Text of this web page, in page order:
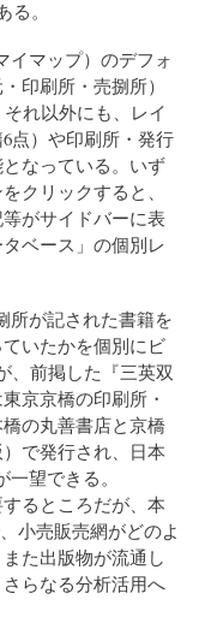
。
イマップ）のデフォ
印刷所・売捌所）
れ以外にも、レイ
点）や印刷所・発行
なっている。いず
クリックすると、
がサイドバーに表
ベース」の個別レ
所が記された書籍を
いたかを個別にビ
、前掲した『三英双
京京橋の印刷所・
の丸善書店と京橋
で発行され、日本
望できる。
るところだが、本
小売販売網がどのよ
た出版物が流通し
らなる分析活用へ